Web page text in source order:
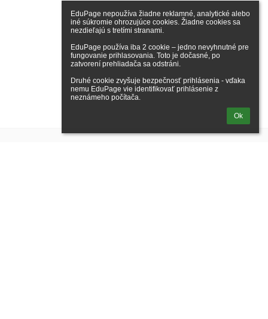
EduPage nepoužíva žiadne reklamné, analytické alebo
iné súkromie ohrozujúce cookies. Žiadne cookies sa
nezdieľajú s tretími stranami.
EduPage používa iba 2 cookie – jedno nevyhnutné pre
fungovanie prihlasovania. Toto je dočasné, po
zatvorení prehliadača sa odstráni.
Druhé cookie zvyšuje bezpečnosť prihlásenia - vďaka
nemu EduPage vie identifikovať prihlásenie z
neznámeho počítača.
Ok